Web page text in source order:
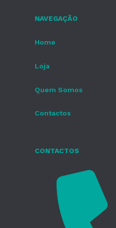
NAVEGAÇÃO
Home
Loja
Quem Somos
Contactos
CONTACTOS